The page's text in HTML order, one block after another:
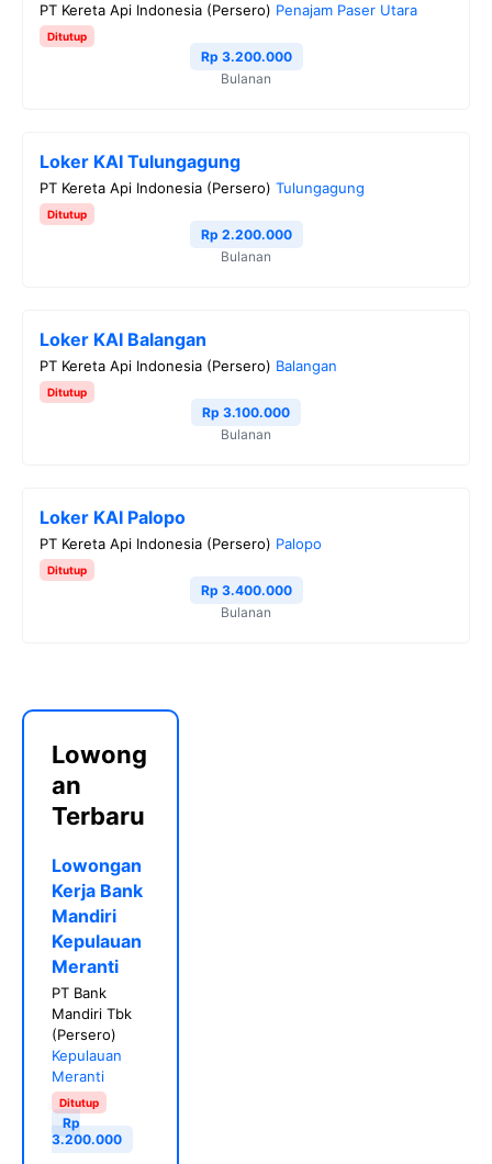
PT Kereta Api Indonesia (Persero) Penajam Paser Utara
Ditutup
Rp 3.200.000
Bulanan
Loker KAI Tulungagung
PT Kereta Api Indonesia (Persero) Tulungagung
Ditutup
Rp 2.200.000
Bulanan
Loker KAI Balangan
PT Kereta Api Indonesia (Persero) Balangan
Ditutup
Rp 3.100.000
Bulanan
Loker KAI Palopo
PT Kereta Api Indonesia (Persero) Palopo
Ditutup
Rp 3.400.000
Bulanan
Lowong
an
Terbaru
Lowongan
Kerja Bank
Mandiri
Kepulauan
Meranti
PT Bank
Mandiri Tbk
(Persero)
Kepulauan
Meranti
Ditutup
Rp
3.200.000